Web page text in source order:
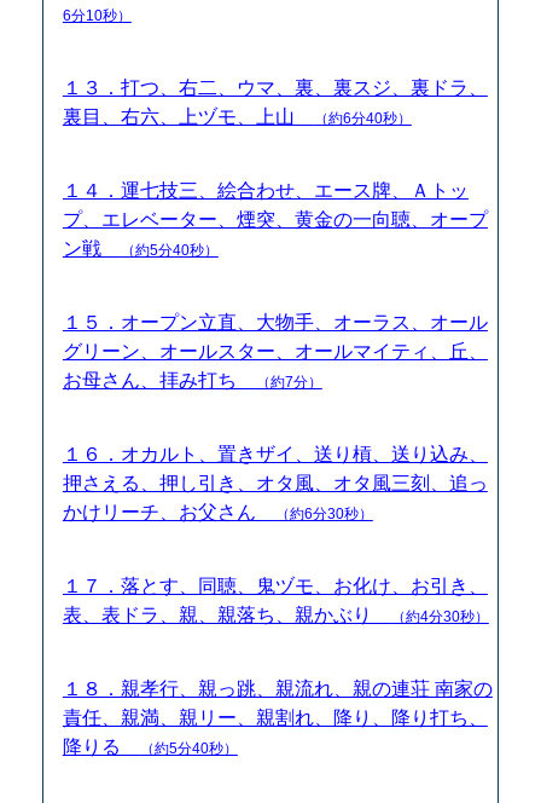
6分10秒）
１３．打つ、右二、ウマ、裏、裏スジ、裏ドラ、
裏目、右六、上ヅモ、上山
（約6分40秒）
１４．運七技三、絵合わせ、エース牌、Ａトッ
プ、エレベーター、煙突、黄金の一向聴、オープ
ン戦
（約5分40秒）
１５．オープン立直、大物手、オーラス、オール
グリーン、オールスター、オールマイティ、丘、
お母さん、拝み打ち
（約7分）
１６．オカルト、置きザイ、送り槓、送り込み、
押さえる、押し引き、オタ風、オタ風三刻、追っ
かけリーチ、お父さん
（約6分30秒）
１７．落とす、同聴、鬼ヅモ、お化け、お引き、
表、表ドラ、親、親落ち、親かぶり
（約4分30秒）
１８．親孝行、親っ跳、親流れ、親の連荘 南家の
責任、親満、親リー、親割れ、降り、降り打ち、
降りる
（約5分40秒）